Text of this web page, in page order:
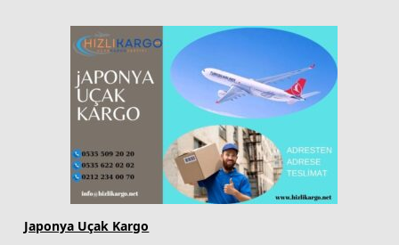
Uçak
Kargo
Japonya Uçak Kargo